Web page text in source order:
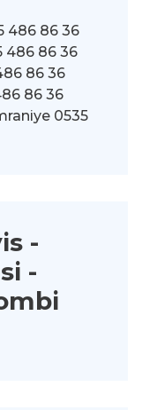
486 86 36
486 86 36
86 36
86 36
0535
-
-